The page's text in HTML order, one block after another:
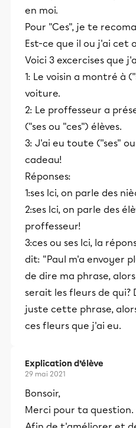
en moi.
Pour "Ces", je te
Est-ce que il ou j'ai cet
Voici 3 excercises que
1: Le voisin a montré à
voiture.
2: Le proffesseur a
("ses ou "ces") élèves.
3: J'ai eu toute (''ses"
cadeau!
Réponses:
1:ses Ici, on parle des
2:ses Ici, on parle des
proffesseur!
3:ces ou ses Ici, la
dit: "Paul m'a envoyer
de dire ma phrase,
serait les fleurs de qui?
juste cette phrase,
ces fleurs que j'ai eu.
Explication d’élève
29 mai 2021
Bonsoir,
Merci pour ta question.